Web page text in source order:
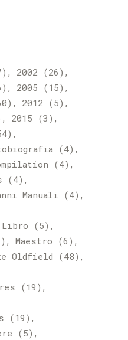
2002 (26)
2005 (15)
2012 (5)
2015 (3)
(4)
(4)
(4)
Manuali (4)
Libro (5)
Maestro (6)
Oldfield (48)
(19)
(19)
(5)